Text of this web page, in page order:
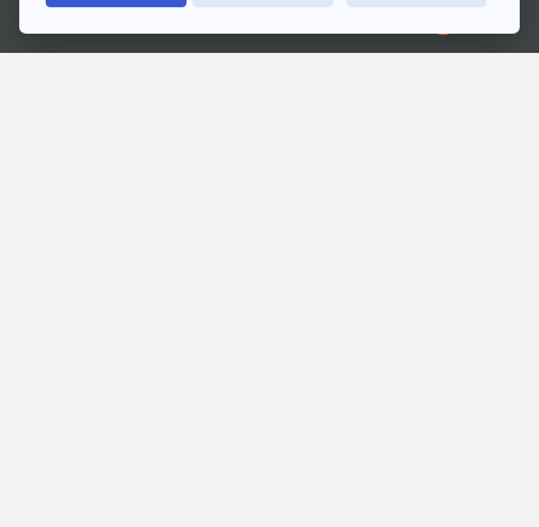
Ⓒ 2020 องค์การกระจายเสียงและแพร่ภาพสาธารณะแห่งประเทศไทย
"ทนายปีศาจ" ฟีเวอร์ "ภาพ
บัตรเลือกตั้งใหม่ "ไร้เลขต้น